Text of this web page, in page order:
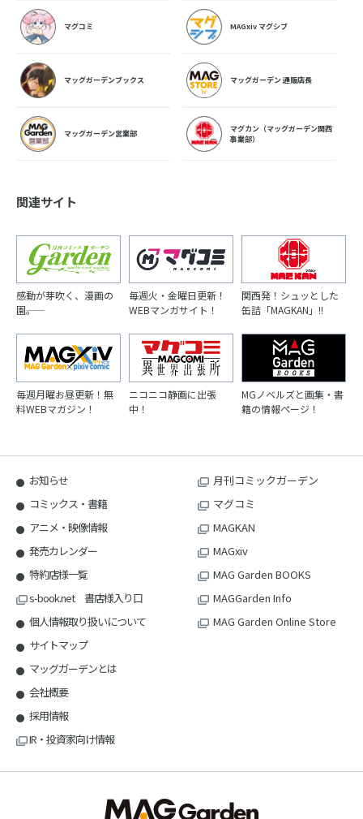
マグコミ MAGxiv マグシブ
マッグガーデンブックス マッグガーデン 通販店長
マッグガーデン営業部
マグカン（マッグガーデン関西
事業部）
関連サイト
感動が芽吹く、漫画の
園――。
毎週火・金曜日更新！
WEBマンガサイト！
関西発！シュッとした
缶詰「MAGKAN」!!
毎週月曜お昼更新！無
料WEBマガジン！
ニコニコ静画に出張
中！
MGノベルズと画集・書
籍の情報ページ！
お知らせ
コミックス・書籍
アニメ・映像情報
発売カレンダー
特約店様一覧
s-book.net 書店様入り口
個人情報取り扱いについて
サイトマップ
マッグガーデンとは
会社概要
採用情報
IR・投資家向け情報
月刊コミックガーデン
マグコミ
MAGKAN
MAGxiv
MAG Garden BOOKS
MAGGarden Info
MAG Garden Online Store